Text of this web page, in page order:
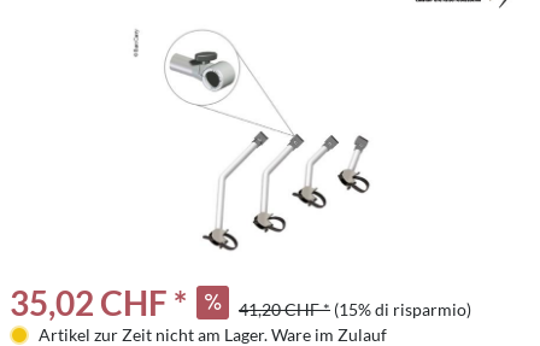
35,02 CHF * 41,20 CHF * (15% di risparmio)
Artikel zur Zeit nicht am Lager. Ware im Zulauf